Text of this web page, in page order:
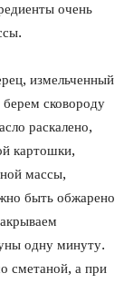
очень
измельченный
сковороду
раскалено,
картошки,
массы,
быть обжарено
одну минуту.
сметаной, а при